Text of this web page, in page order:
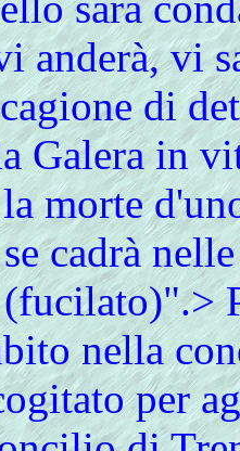
anderà, vi
di
Galera in
la morte
cadrà
nella
per